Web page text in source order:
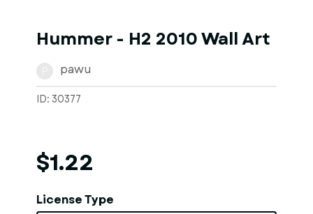
Hummer - H2 2010 Wall Art
pawu
ID: 30377
$1.22
License Type